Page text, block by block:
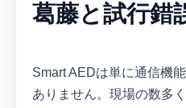
葛藤と試行錯
Smart AEDは単に通信機
ありません。現場の数多